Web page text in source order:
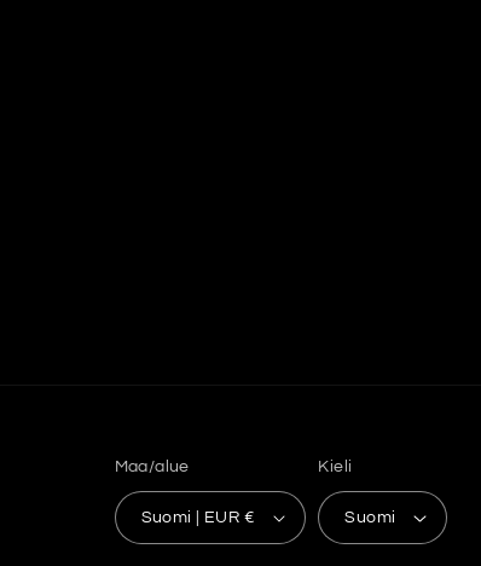
Maa/alue
Suomi | EUR €
Kieli
Suomi